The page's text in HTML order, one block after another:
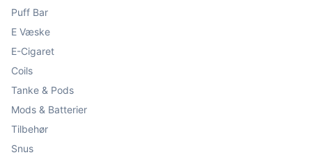
Puff Bar
E Væske
E-Cigaret
Coils
Tanke & Pods
Mods & Batterier
Tilbehør
Snus